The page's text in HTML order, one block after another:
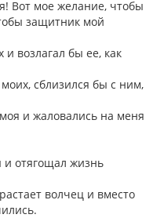
Вот мое желание, чтобы
защитник мой
возлагал бы ее, как
сблизился бы с ним,
и жаловались на меня
и отягощал жизнь
волчец и вместо